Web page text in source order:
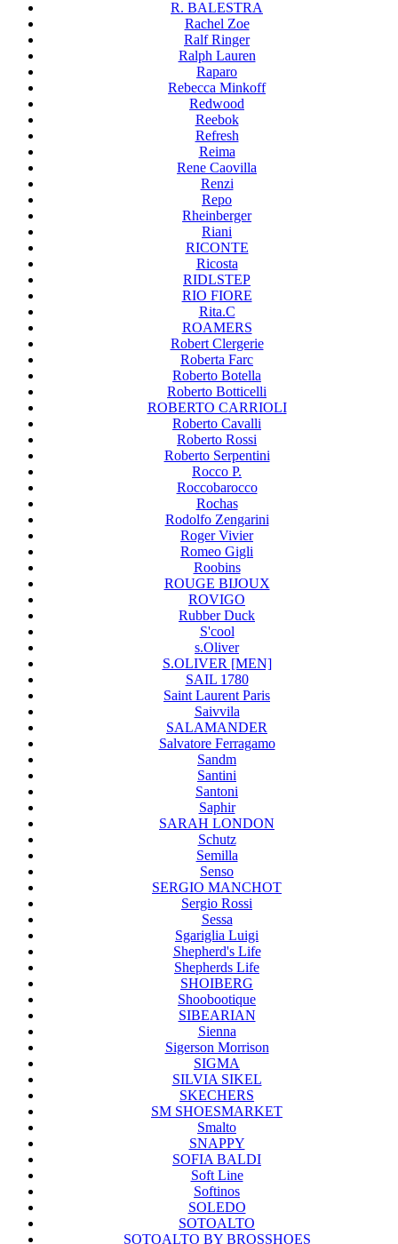
R. BALESTRA
Rachel Zoe
Ralf Ringer
Ralph Lauren
Raparo
Rebecca Minkoff
Redwood
Reebok
Refresh
Reima
Rene Caovilla
Renzi
Repo
Rheinberger
Riani
RICONTE
Ricosta
RIDLSTEP
RIO FIORE
Rita.C
ROAMERS
Robert Clergerie
Roberta Farc
Roberto Botella
Roberto Botticelli
ROBERTO CARRIOLI
Roberto Cavalli
Roberto Rossi
Roberto Serpentini
Rocco P.
Roccobarocco
Rochas
Rodolfo Zengarini
Roger Vivier
Romeo Gigli
Roobins
ROUGE BIJOUX
ROVIGO
Rubber Duck
S'cool
s.Oliver
S.OLIVER [MEN]
SAIL 1780
Saint Laurent Paris
Saivvila
SALAMANDER
Salvatore Ferragamo
Sandm
Santini
Santoni
Saphir
SARAH LONDON
Schutz
Semilla
Senso
SERGIO MANCHOT
Sergio Rossi
Sessa
Sgariglia Luigi
Shepherd's Life
Shepherds Life
SHOIBERG
Shoobootique
SIBEARIAN
Sienna
Sigerson Morrison
SIGMA
SILVIA SIKEL
SKECHERS
SM SHOESMARKET
Smalto
SNAPPY
SOFIA BALDI
Soft Line
Softinos
SOLEDO
SOTOALTO
SOTOALTO BY BROSSHOES